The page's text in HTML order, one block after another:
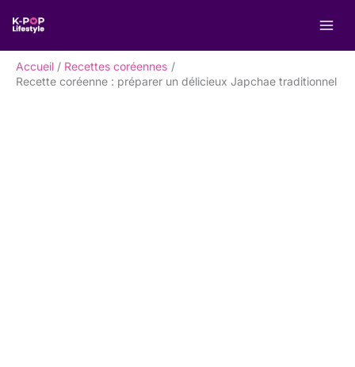
contenu
Accueil
Recettes coréennes
Recette coréenne : préparer un délicieux Japchae traditionnel
e
c
h